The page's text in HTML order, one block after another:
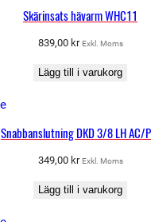
Skärinsats hävarm WHC11
839,00 kr Exkl. Moms
Lägg till i varukorg
Snabbanslutning DKD 3/8 LH AC/
349,00 kr Exkl. Moms
Lägg till i varukorg